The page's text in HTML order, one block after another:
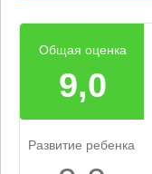
Общая оценка
9,0
Развитие ребенка